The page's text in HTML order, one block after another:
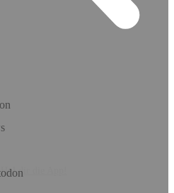
Hol dir die App!